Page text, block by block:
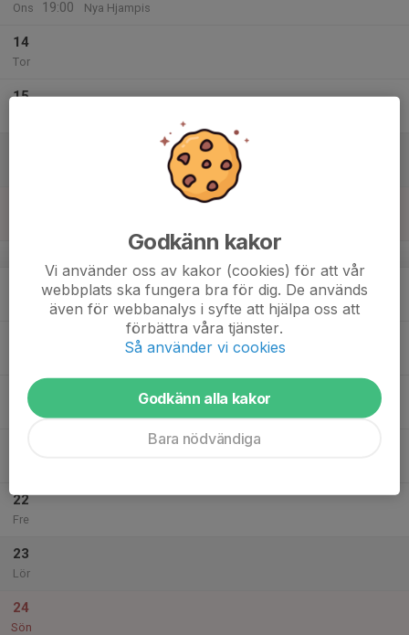
Ons
19:00
Nya Hjampis
14
Tor
15
Träning FP 11/12
v.12
Träning FP 11/12
20
Ons
Träning FP 11/12
22
Fre
23
Lör
24
Sön
Godkänn kakor
Vi använder oss av kakor (cookies) för att vår
webbplats ska fungera bra för dig. De används
även för webbanalys i syfte att hjälpa oss att
förbättra våra tjänster.
Så använder vi cookies
Godkänn alla kakor
Bara nödvändiga